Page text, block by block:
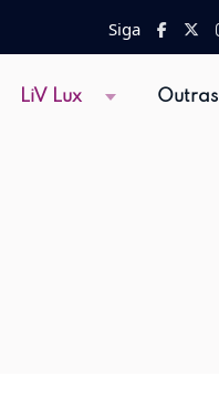
Siga
LiV Lux Outras